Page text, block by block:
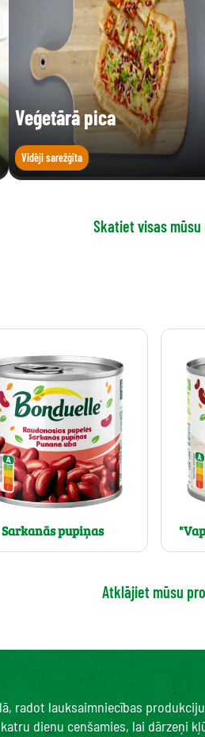
Veģetārā pica
Vidēji sarežģīta
Skatiet visas
Sarkanās pupiņas
Atklājiet mūsu
radot lauksaimniecības
dienu cenšamies, lai dārzeņi